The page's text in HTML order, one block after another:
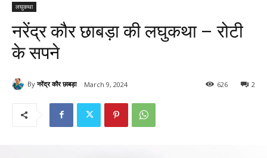
लघुकथा
नरेंद्र कौर छाबड़ा की लघुकथा – रोटी
के सपने
By नरेंद्र कौर छाबड़ा March 9, 2024 2
626